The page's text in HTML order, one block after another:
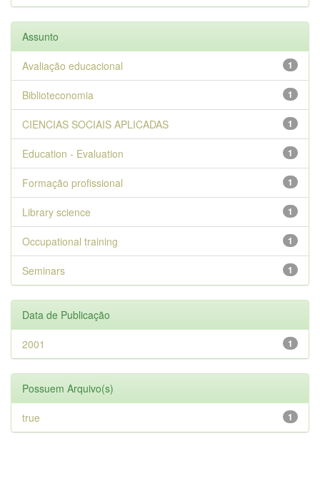
Assunto
1
Avaliação educacional
1
Biblioteconomia
1
CIENCIAS SOCIAIS APLICADAS
1
Education - Evaluation
1
Formação profissional
1
Library science
1
Occupational training
1
Seminars
Data de Publicação
1
2001
Possuem Arquivo(s)
1
true